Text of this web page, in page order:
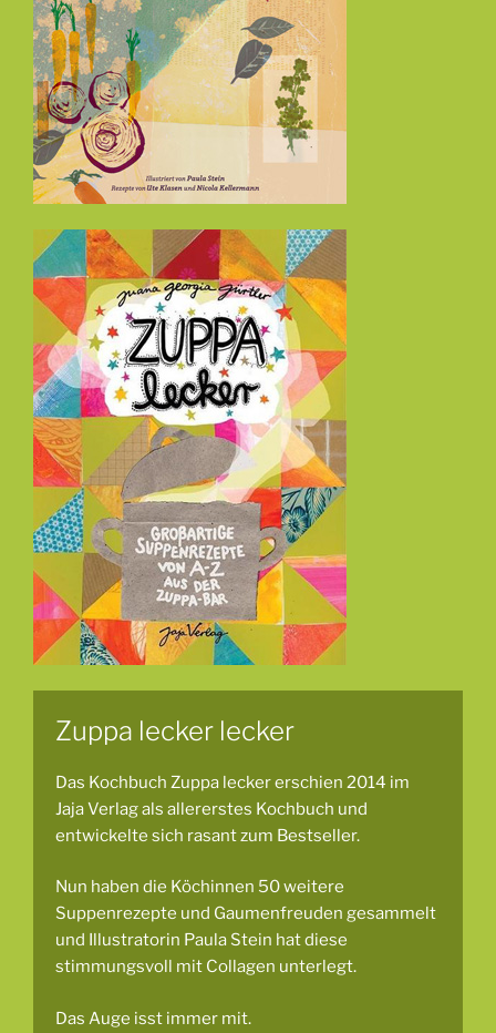
Zuppa lecker lecker
Das Kochbuch Zuppa lecker erschien 2014 im
Jaja Verlag als allererstes Kochbuch und
entwickelte sich rasant zum Bestseller.
Nun haben die Köchinnen 50 weitere
Suppenrezepte und Gaumenfreuden gesammelt
und Illustratorin Paula Stein hat diese
stimmungsvoll mit Collagen unterlegt.
Das Auge isst immer mit.